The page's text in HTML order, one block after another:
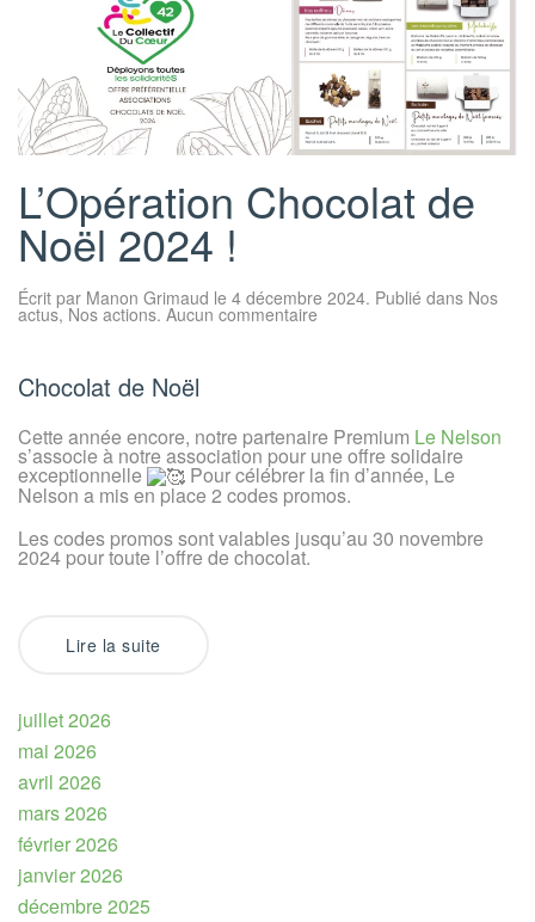
L’Opération Chocolat de
Noël 2024 !
Écrit par Manon Grimaud le 4 décembre 2024. Publié dans Nos
actus, Nos actions. Aucun commentairesur
Chocolat de Noël
Cette année encore, notre partenaire Premium Le Nelson
s’associe à notre association pour une offre solidaire
exceptionnelle Pour célébrer la fin d’année, Le
Nelson a mis en place 2 codes promos.
Les codes promos sont valables jusqu’au 30 novembre
2024 pour toute l’offre de chocolat.
Lire la suite
juillet 2026
mai 2026
avril 2026
mars 2026
février 2026
janvier 2026
décembre 2025